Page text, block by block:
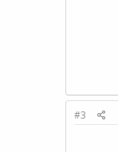
#3